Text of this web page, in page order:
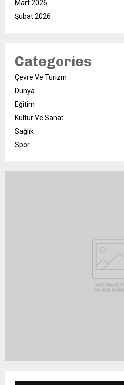
Mart 2026
Şubat 2026
Categories
Çevre Ve Turizm
Dünya
Eğitim
Kültür Ve Sanat
Sağlık
Spor